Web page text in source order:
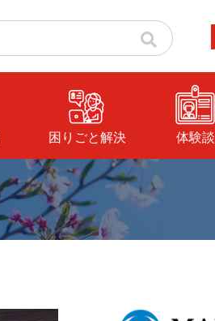
困りごと解決 体験談